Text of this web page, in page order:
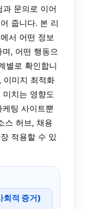
문의로 이어
줍니다. 본 리
서 어떤 정보
, 어떤 행동으
별로 확인합니
이미지 최적화
치는 영향도
팅 사이트뿐
스 허브, 채용
적용할 수 있
회적 증거)